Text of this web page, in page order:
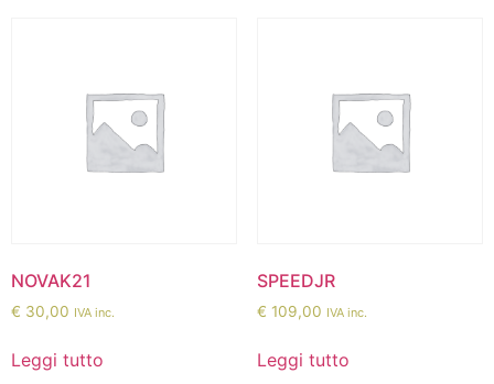
NOVAK21
€ 30,00 IVA inc.
Leggi tutto
SPEEDJR
€ 109,00 IVA inc.
Leggi tutto